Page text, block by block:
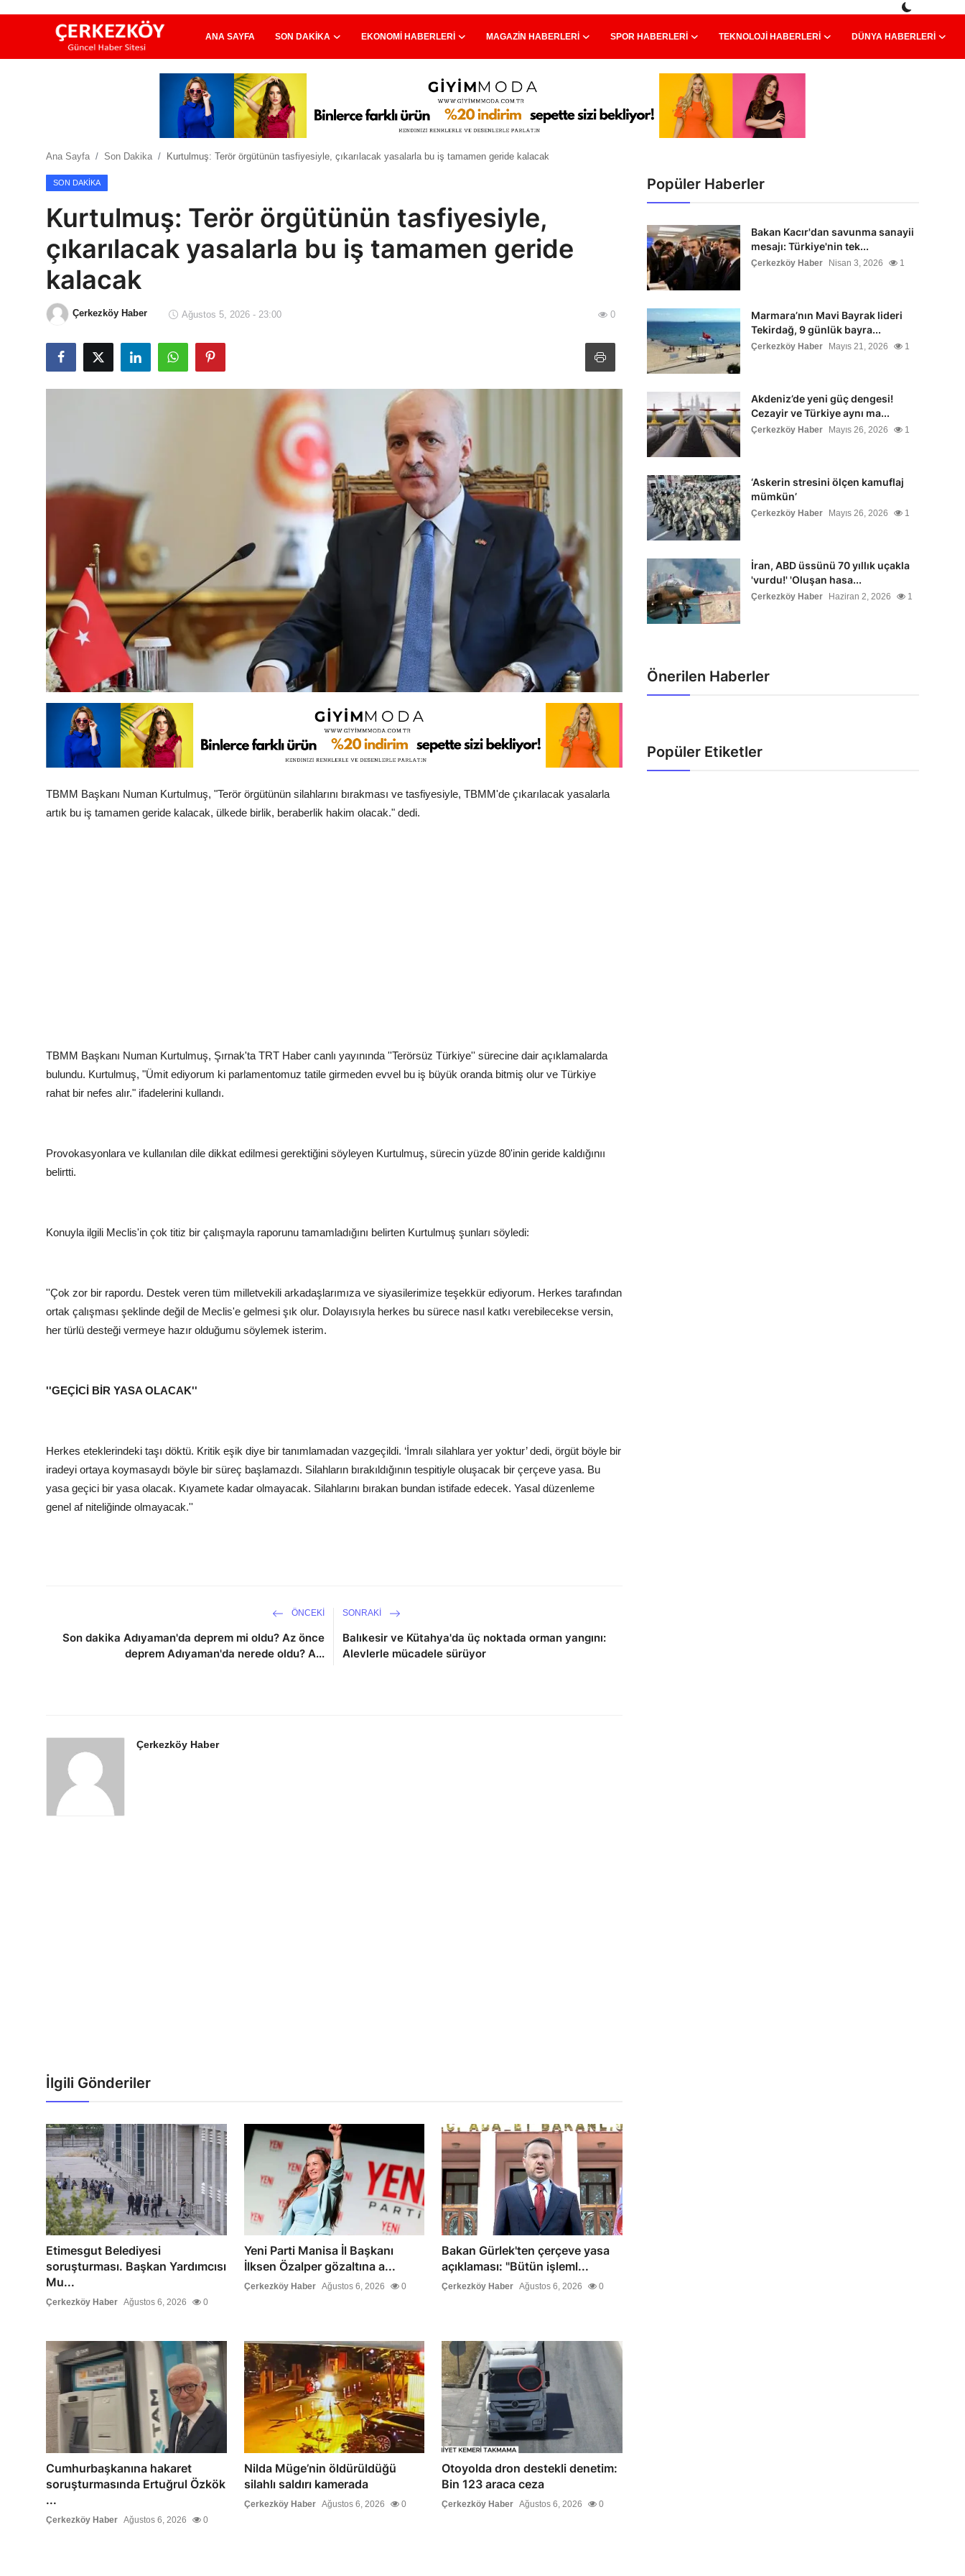
ANA SAYFA SON DAKIKA EKONOMI HABERLERI MAGAZIN HABERLERI SPOR HABERLERI TEKNOLOJI HABERLERI DÜNYA HABERLERI
Ekonomi Haberleri
Teknoloji Haberleri
Dünya Haberleri
Çerkezköy
Ana Sayfa Son Dakika Kurtulmuş: Terör örgütünün tasfiyesiyle, çıkarılacak yasalarla bu iş tamamen geride kalacak
SON DAKIKA
Kurtulmuş: Terör örgütünün tasfiyesiyle,
çıkarılacak yasalarla bu iş tamamen geride
kalacak
Çerkezköy Haber Ağustos 5, 2026 - 23:00 0
TBMM Başkanı Numan Kurtulmuş, "Terör örgütünün silahlarını bırakması ve tasfiyesiyle, TBMM'de çıkarılacak yasalarla
artık bu iş tamamen geride kalacak, ülkede birlik, beraberlik hakim olacak." dedi.
TBMM Başkanı Numan Kurtulmuş, Şırnak'ta TRT Haber canlı yayınında ''Terörsüz Türkiye'' sürecine dair açıklamalarda
bulundu. Kurtulmuş, "Ümit ediyorum ki parlamentomuz tatile girmeden evvel bu iş büyük oranda bitmiş olur ve Türkiye
rahat bir nefes alır." ifadelerini kullandı.
Provokasyonlara ve kullanılan dile dikkat edilmesi gerektiğini söyleyen Kurtulmuş, sürecin yüzde 80'inin geride kaldığınıı
belirtti.
Konuyla ilgili Meclis'in çok titiz bir çalışmayla raporunu tamamladığını belirten Kurtulmuş şunları söyledi:
''Çok zor bir rapordu. Destek veren tüm milletvekili arkadaşlarımıza ve siyasilerimize teşekkür ediyorum. Herkes tarafından
ortak çalışması şeklinde değil de Meclis'e gelmesi şık olur. Dolayısıyla herkes bu sürece nasıl katkı verebilecekse versin,
her türlü desteği vermeye hazır olduğumu söylemek isterim.
''GEÇİCİ BİR YASA OLACAK''
Herkes eteklerindeki taşı döktü. Kritik eşik diye bir tanımlamadan vazgeçildi. ‘İmralı silahlara yer yoktur’ dedi, örgüt böyle bir
iradeyi ortaya koymasaydı böyle bir süreç başlamazdı. Silahların bırakıldığının tespitiyle oluşacak bir çerçeve yasa. Bu
yasa geçici bir yasa olacak. Kıyamete kadar olmayacak. Silahlarını bırakan bundan istifade edecek. Yasal düzenleme
genel af niteliğinde olmayacak.''
ÖNCEKI
Son dakika Adıyaman'da deprem mi oldu? Az önce
deprem Adıyaman'da nerede oldu? A...
SONRAKI
Balıkesir ve Kütahya'da üç noktada orman yangını:
Alevlerle mücadele sürüyor
Çerkezköy Haber
İlgili Gönderiler
Etimesgut Belediyesi
soruşturması. Başkan Yardımcısı
Mu...
Çerkezköy Haber Ağustos 6, 2026 0
Yeni Parti Manisa İl Başkanı
İlksen Özalper gözaltına a...
Çerkezköy Haber Ağustos 6, 2026 0
Bakan Gürlek'ten çerçeve yasa
açıklaması: "Bütün işleml...
Çerkezköy Haber Ağustos 6, 2026 0
Cumhurbaşkanına hakaret
soruşturmasında Ertuğrul Özkök
...
Çerkezköy Haber Ağustos 6, 2026 0
Nilda Müge’nin öldürüldüğü
silahlı saldırı kamerada
Çerkezköy Haber Ağustos 6, 2026 0
Otoyolda dron destekli denetim:
Bin 123 araca ceza
Çerkezköy Haber Ağustos 6, 2026 0
Popüler Haberler
Bakan Kacır'dan savunma sanayii
mesajı: Türkiye'nin tek...
Çerkezköy Haber Nisan 3, 2026 1
Marmara’nın Mavi Bayrak lideri
Tekirdağ, 9 günlük bayra...
Çerkezköy Haber Mayıs 21, 2026 1
Akdeniz’de yeni güç dengesi!
Cezayir ve Türkiye aynı ma...
Çerkezköy Haber Mayıs 26, 2026 1
‘Askerin stresini ölçen kamuflaj
mümkün’
Çerkezköy Haber Mayıs 26, 2026 1
İran, ABD üssünü 70 yıllık uçakla
'vurdu!' 'Oluşan hasa...
Çerkezköy Haber Haziran 2, 2026 1
Önerilen Haberler
Popüler Etiketler